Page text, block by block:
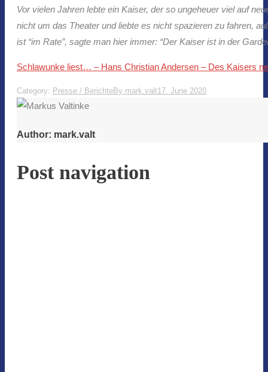
Vor vielen Jahren lebte ein Kaiser, der so ungeheuer viel auf
nicht um das Theater und liebte es nicht spazieren zu fahren,
ist “im Rate”, sagte man hier immer: “Der Kaiser ist in der
Schlawunke liest… – Hans Christian Andersen – Des Kaisers
Category: Presse / BerichteBy mark.valt17. June 2020
Author: mark.valt
Post navigation